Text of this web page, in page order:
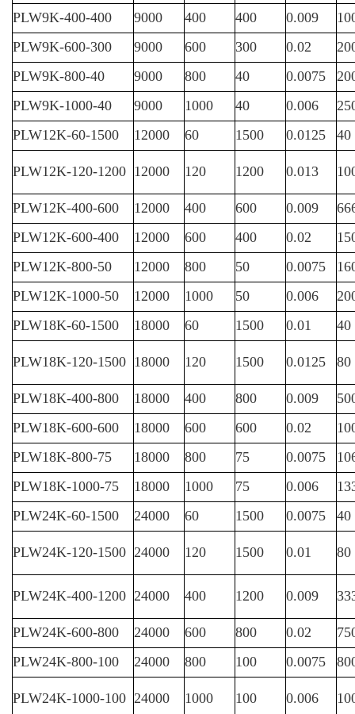
PLW9K-400-400
9000 400 400 0.009
PLW9K-600-300
9000 600 300 0.02
PLW9K-800-40
9000 800 40 0.0075
PLW9K-1000-40
9000 1000 40 0.006
PLW12K-60-1500
12000 60 1500 0.0125 40
PLW12K-120-1200 12000 120 1200 0.013
PLW12K-400-600 12000 400 600 0.009
PLW12K-600-400
12000 600 400 0.02
PLW12K-800-50
12000 800 50 0.0075
PLW12K-1000-50
12000 1000 50 0.006
PLW18K-60-1500
18000 60 1500 0.01 40
PLW18K-120-1500 18000 120 1500 0.0125 80
PLW18K-400-800 18000 400 800 0.009
PLW18K-600-600
18000 600 600 0.02
PLW18K-800-75
18000 800 75 0.0075
PLW18K-1000-75
18000 1000 75 0.006
PLW24K-60-1500
24000 60 1500 0.0075 40
PLW24K-120-1500 24000 120 1500 0.01 80
PLW24K-400-1200 24000 400 1200 0.009
PLW24K-600-800 24000 600 800 0.02
PLW24K-800-100
24000 800 100 0.0075
PLW24K-1000-100 24000 1000 100 0.006